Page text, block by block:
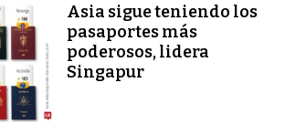
Asia sigue teniendo los
pasaportes más
poderosos, lidera
Singapur